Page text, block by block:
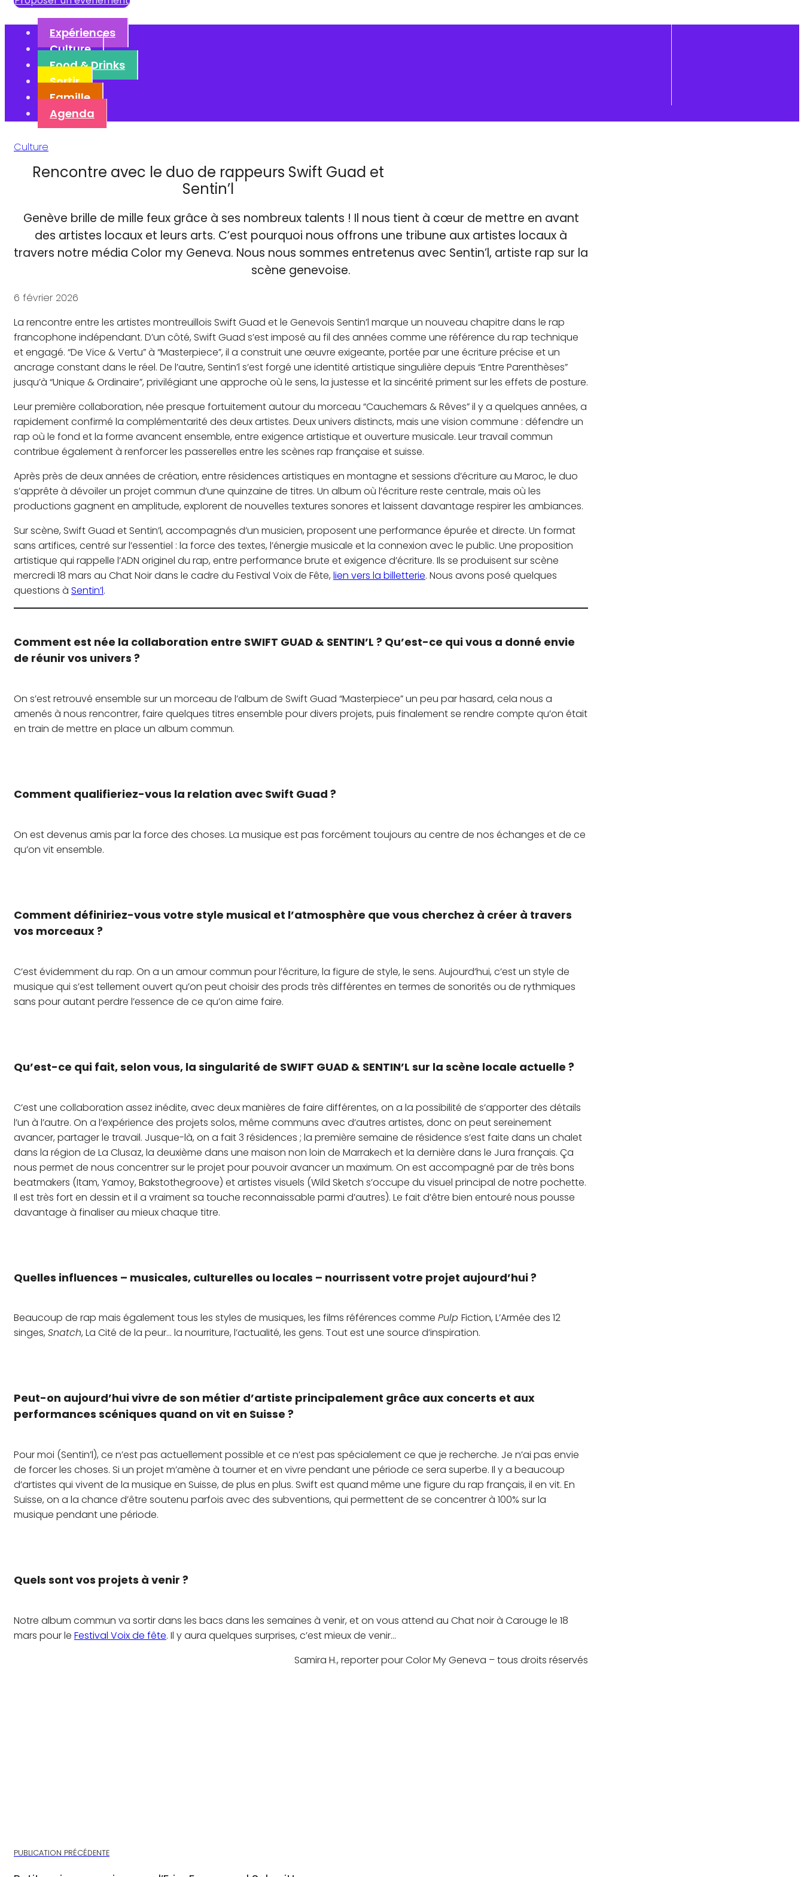
Expériences
Culture
Food & Drinks
Sortir
Famille
Agenda
Culture
Rencontre avec le duo de rappeurs Swift Guad et
Sentin’l
Genève brille de mille feux grâce à ses nombreux talents ! Il nous tient à cœur de mettre en avant
des artistes locaux et leurs arts. C’est pourquoi nous offrons une tribune aux artistes locaux à
travers notre média Color my Geneva. Nous nous sommes entretenus avec Sentin’l, artiste rap sur la
scène genevoise.
6 février 2026
La rencontre entre les artistes montreuillois Swift Guad et le Genevois Sentin’l marque un nouveau chapitre dans le rap
francophone indépendant. D’un côté, Swift Guad s’est imposé au fil des années comme une référence du rap technique
et engagé. “De Vice & Vertu” à “Masterpiece”, il a construit une œuvre exigeante, portée par une écriture précise et un
ancrage constant dans le réel. De l’autre, Sentin’l s’est forgé une identité artistique singulière depuis “Entre Parenthèses”
jusqu’à “Unique & Ordinaire”, privilégiant une approche où le sens, la justesse et la sincérité priment sur les effets de posture.
Leur première collaboration, née presque fortuitement autour du morceau “Cauchemars & Rêves” il y a quelques années, a
rapidement confirmé la complémentarité des deux artistes. Deux univers distincts, mais une vision commune : défendre un
rap où le fond et la forme avancent ensemble, entre exigence artistique et ouverture musicale. Leur travail commun
contribue également à renforcer les passerelles entre les scènes rap française et suisse.
Après près de deux années de création, entre résidences artistiques en montagne et sessions d’écriture au Maroc, le duo
s’apprête à dévoiler un projet commun d’une quinzaine de titres. Un album où l’écriture reste centrale, mais où les
productions gagnent en amplitude, explorent de nouvelles textures sonores et laissent davantage respirer les ambiances.
Sur scène, Swift Guad et Sentin’l, accompagnés d’un musicien, proposent une performance épurée et directe. Un format
sans artifices, centré sur l’essentiel : la force des textes, l’énergie musicale et la connexion avec le public. Une proposition
artistique qui rappelle l’ADN originel du rap, entre performance brute et exigence d’écriture. Ils se produisent sur scène
mercredi 18 mars au Chat Noir dans le cadre du Festival Voix de Fête, lien vers la billetterie. Nous avons posé quelques
questions à Sentin’l.
Comment est née la collaboration entre SWIFT GUAD & SENTIN’L ? Qu’est-ce qui vous a donné envie
de réunir vos univers ?
On s’est retrouvé ensemble sur un morceau de l’album de Swift Guad “Masterpiece” un peu par hasard, cela nous a
amenés à nous rencontrer, faire quelques titres ensemble pour divers projets, puis finalement se rendre compte qu’on était
en train de mettre en place un album commun.
Comment qualifieriez-vous la relation avec Swift Guad ?
On est devenus amis par la force des choses. La musique est pas forcément toujours au centre de nos échanges et de ce
qu’on vit ensemble.
Comment définiriez-vous votre style musical et l’atmosphère que vous cherchez à créer à travers
vos morceaux ?
C’est évidemment du rap. On a un amour commun pour l’écriture, la figure de style, le sens. Aujourd’hui, c’est un style de
musique qui s’est tellement ouvert qu’on peut choisir des prods très différentes en termes de sonorités ou de rythmiques
sans pour autant perdre l’essence de ce qu’on aime faire.
Qu’est-ce qui fait, selon vous, la singularité de SWIFT GUAD & SENTIN’L sur la scène locale actuelle ?
C’est une collaboration assez inédite, avec deux manières de faire différentes, on a la possibilité de s’apporter des détails
l’un à l’autre. On a l’expérience des projets solos, même communs avec d’autres artistes, donc on peut sereinement
avancer, partager le travail. Jusque-là, on a fait 3 résidences ; la première semaine de résidence s’est faite dans un chalet
dans la région de La Clusaz, la deuxième dans une maison non loin de Marrakech et la dernière dans le Jura français. Ça
nous permet de nous concentrer sur le projet pour pouvoir avancer un maximum. On est accompagné par de très bons
beatmakers (Itam, Yamoy, Bakstothegroove) et artistes visuels (Wild Sketch s’occupe du visuel principal de notre pochette.
Il est très fort en dessin et il a vraiment sa touche reconnaissable parmi d’autres). Le fait d’être bien entouré nous pousse
davantage à finaliser au mieux chaque titre.
Quelles influences – musicales, culturelles ou locales – nourrissent votre projet aujourd’hui ?
Beaucoup de rap mais également tous les styles de musiques, les films références comme Pulp Fiction, L’Armée des 12
singes, Snatch, La Cité de la peur… la nourriture, l’actualité, les gens. Tout est une source d’inspiration.
Peut-on aujourd’hui vivre de son métier d’artiste principalement grâce aux concerts et aux
performances scéniques quand on vit en Suisse ?
Pour moi (Sentin’l), ce n’est pas actuellement possible et ce n’est pas spécialement ce que je recherche. Je n’ai pas envie
de forcer les choses. Si un projet m’amène à tourner et en vivre pendant une période ce sera superbe. Il y a beaucoup
d’artistes qui vivent de la musique en Suisse, de plus en plus. Swift est quand même une figure du rap français, il en vit. En
Suisse, on a la chance d’être soutenu parfois avec des subventions, qui permettent de se concentrer à 100% sur la
musique pendant une période.
Quels sont vos projets à venir ?
Notre album commun va sortir dans les bacs dans les semaines à venir, et on vous attend au Chat noir à Carouge le 18
mars pour le Festival Voix de fête. Il y aura quelques surprises, c’est mieux de venir…
Samira H., reporter pour Color My Geneva – tous droits réservés
PUBLICATION PRÉCÉDENTE